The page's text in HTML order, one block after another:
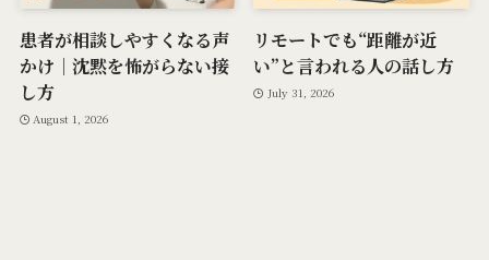
患者が相談しやすくなる声
かけ｜沈黙を怖がらない接
し方
August 1, 2026
リモートでも“距離が近
い”と言われる人の話し方
July 31, 2026